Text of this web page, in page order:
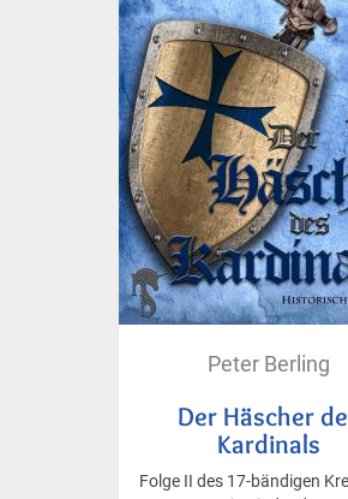
Peter Berling
Der Häscher
Kardinals
Folge II des 17-bändigen